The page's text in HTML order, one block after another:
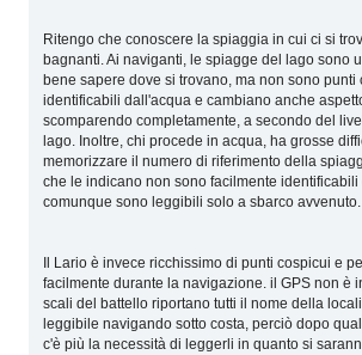
Ritengo che conoscere la spiaggia in cui ci si
bagnanti. Ai naviganti, le spiagge del lago sono
bene sapere dove si trovano, ma non sono punti
identificabili dall'acqua e cambiano anche
scomparendo completamente, a secondo del
lago. Inoltre, chi procede in acqua, ha grosse
memorizzare il numero di riferimento della
che le indicano non sono facilmente identificabili
comunque sono leggibili solo a
Il Lario è invece ricchissimo di punti cospicui e
facilmente durante la navigazione. il GPS non è
scali del battello riportano tutti il nome della
leggibile navigando sotto costa, perciò dopo
c'è più la necessità di leggerli in quanto si